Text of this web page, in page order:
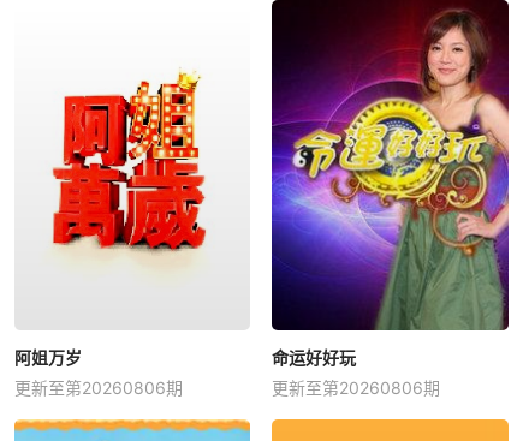
阿姐万岁
更新至第20260806期
命运好好玩
更新至第20260806期